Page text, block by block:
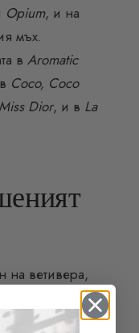
Opium, и на
мъх.
в Aromatic
Coco, Coco
Miss Dior, и в La
на ветивера,
и пушена
тази свежа